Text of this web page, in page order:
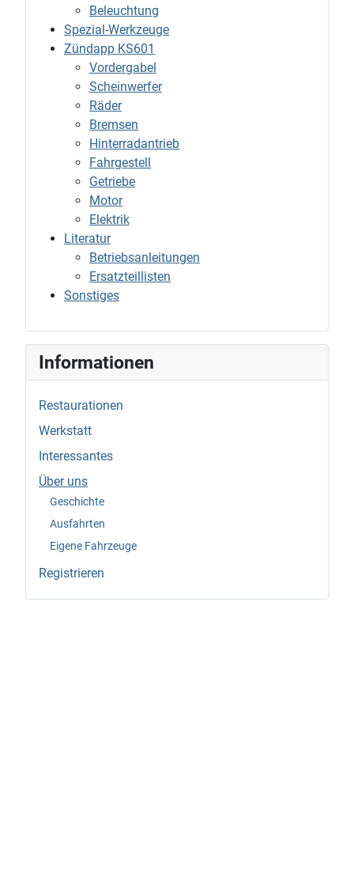
Beleuchtung
Spezial-Werkzeuge
Zündapp KS601
Vordergabel
Scheinwerfer
Räder
Bremsen
Hinterradantrieb
Fahrgestell
Getriebe
Motor
Elektrik
Literatur
Betriebsanleitungen
Ersatzteillisten
Sonstiges
Informationen
Restaurationen
Werkstatt
Interessantes
Über uns
Geschichte
Ausfahrten
Eigene Fahrzeuge
Registrieren